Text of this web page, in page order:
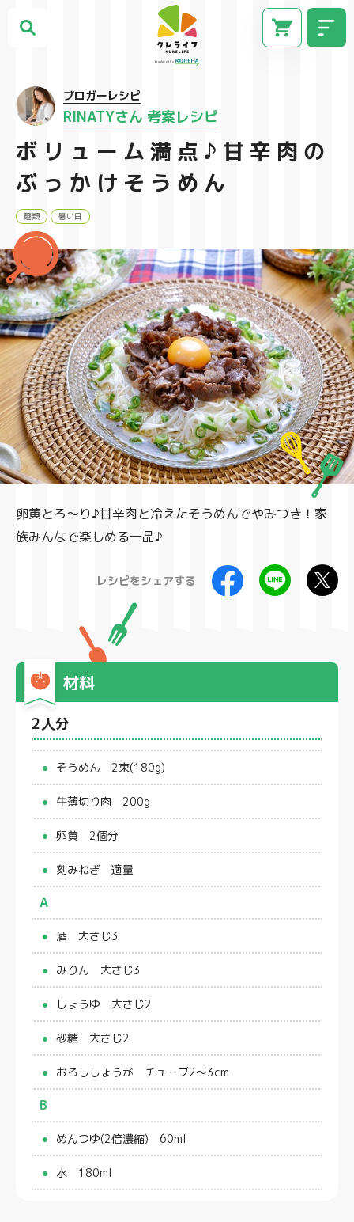
CM
製
ブロガーレシピ
RINATYさん 考案レシピ
ボリューム満点♪甘辛肉の
ぶっかけそうめん
麺類 暑い日
レシピをシェアする
卵黄とろ～り♪甘辛肉と冷えたそうめんでやみつき！家
族みんなで楽しめる一品♪
材料
2人分
そうめん 2束(180g)
牛薄切り肉 200g
卵黄 2個分
刻みねぎ 適量
A
酒 大さじ3
みりん 大さじ3
しょうゆ 大さじ2
砂糖 大さじ2
おろししょうが チューブ2～3cm
B
めんつゆ(2倍濃縮) 60ml
水 180ml